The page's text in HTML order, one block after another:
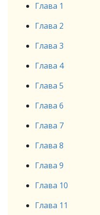
Глава 1
Глава 2
Глава 3
Глава 4
Глава 5
Глава 6
Глава 7
Глава 8
Глава 9
Глава 10
Глава 11